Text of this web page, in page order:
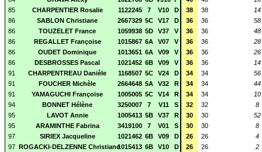
85
CHARPENTIER Rosalie 1122245 7 V10 D 38 38
14
86
SABLON Christiane 2667329 5C V17 D 36 36
58
86
TOUZELET France 1059938 5D V37 V 36 36
48
86
REGALLET Françoise 1015867 6A V07 V 36 36
28
86
OUDET Dominique 1013651 6A V09 V 36 36
26
86
DESBROSSES Pascal 1021452 6B V09 V 36 36
14
91
CHARPENTREAU Danièle 1168507 5C V24 D 34 34
56
91
FOUCHER Michèle 2664648 5A V32 R 34 34
44
91
YAMAGUCHI Françoise 1005005 5C V14 R 34 34
10
94
BONNET Hélène 3250007 7 V11 S 32 32
8
95
LAVOT Annie 1005413 5B V37 R 30 30
52
95
ARAMINTHE Fabrina 3419100 7 V01 S 30 30
8
97
SIRIEX Jacqueline 1021462 6B V09 D 26 26
4
97 ROGACKI-DELZENNE Christiane1015413 6B V10 D 26 26
2